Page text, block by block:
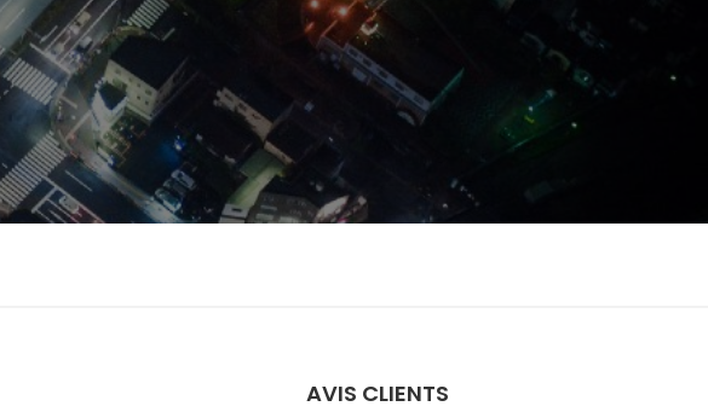
AVIS CLIENTS